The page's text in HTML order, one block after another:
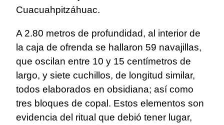
Cuacuahpitzáhuac.
A 2.80 metros de profundidad, al interior de
la caja de ofrenda se hallaron 59 navajillas,
que oscilan entre 10 y 15 centímetros de
largo, y siete cuchillos, de longitud similar,
todos elaborados en obsidiana; así como
tres bloques de copal. Estos elementos son
evidencia del ritual que debió tener lugar,